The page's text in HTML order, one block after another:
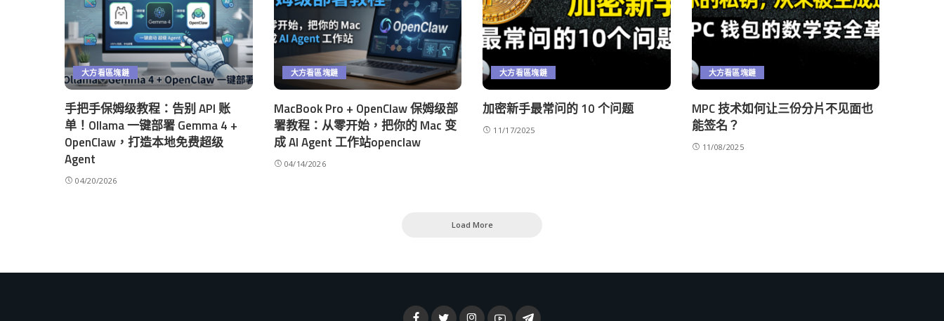
大方看區塊鏈
手把手保姆级教程：告别 API 账
单！Ollama 一键部署 Gemma 4 +
OpenClaw，打造本地免费超级
Agent
04/20/2026
大方看區塊鏈
MacBook Pro + OpenClaw 保姆级部
署教程：从零开始，把你的 Mac 变
成 AI Agent 工作站openclaw
04/14/2026
大方看區塊鏈
加密新手最常问的 10 个问题
11/17/2025
大方看區塊鏈
MPC 技术如何让三份分片不见面也
能签名？
11/08/2025
Load More